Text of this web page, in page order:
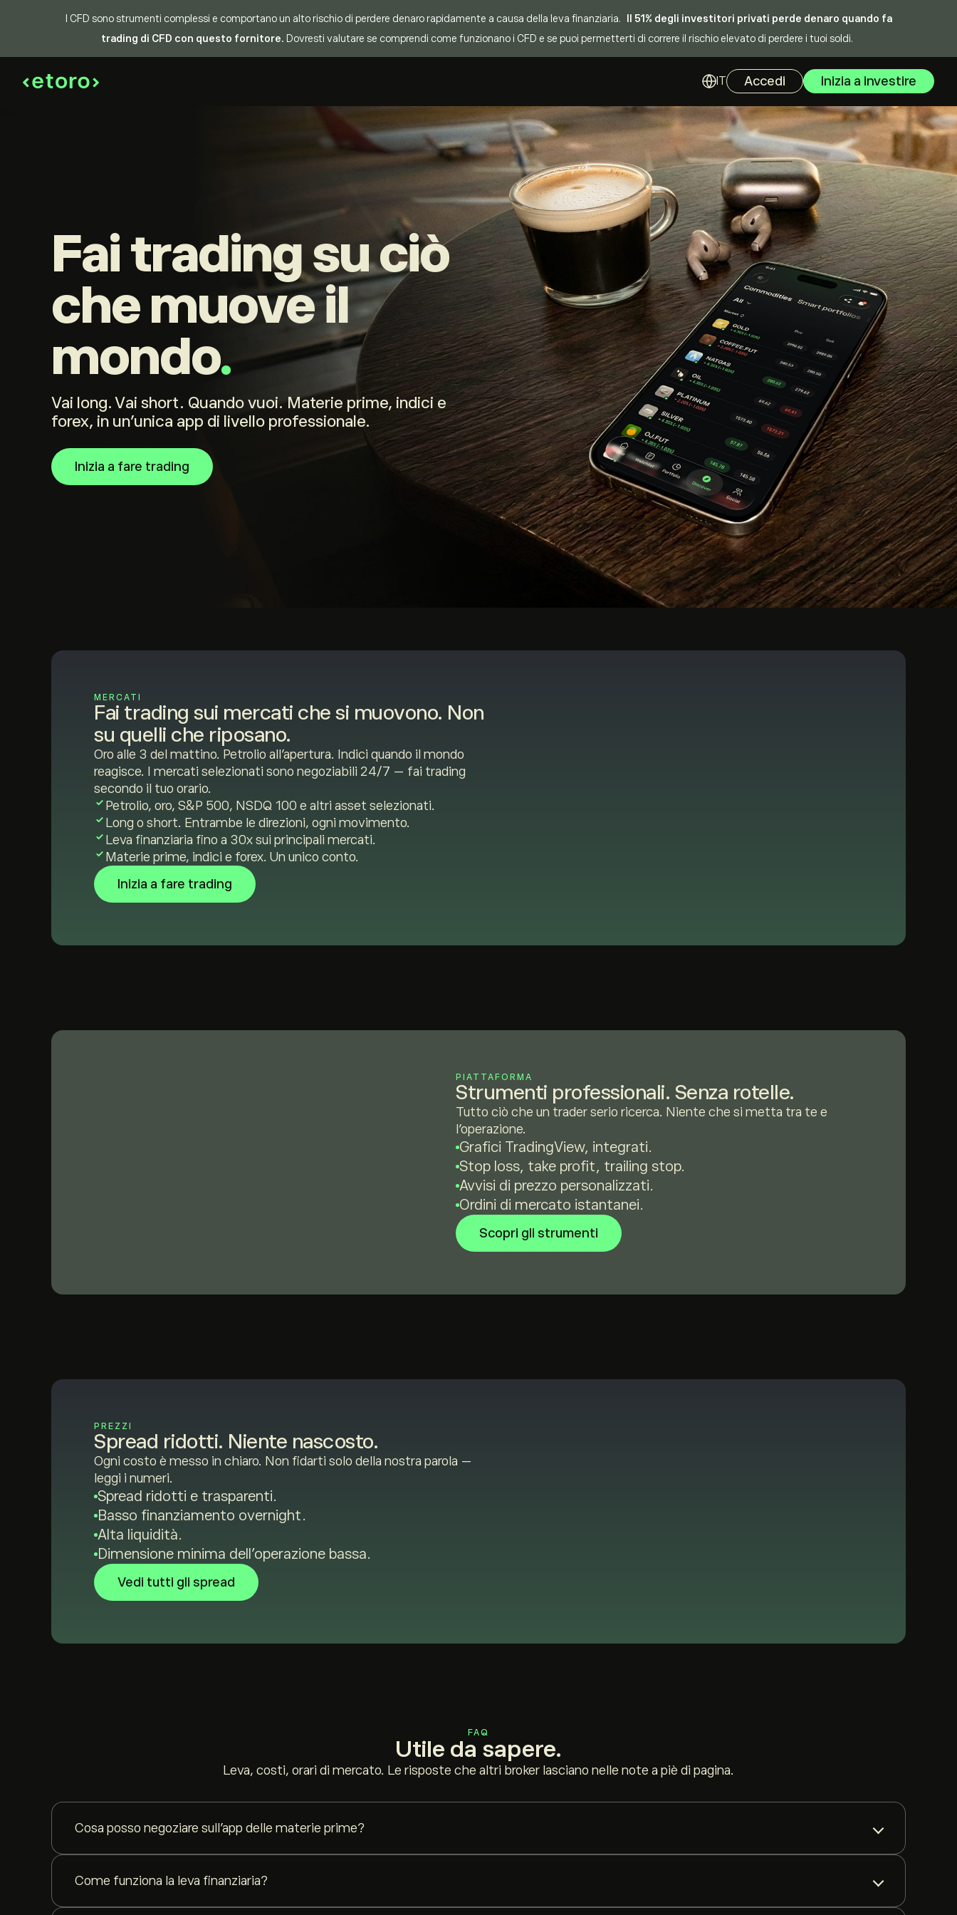
IT Accedi Inizia a investire
Fai trading su ciò
che muove il
mondo.
Vai long. Vai short. Quando vuoi. Materie prime, indici e
forex, in un'unica app di livello professionale.
Inizia a fare trading
MERCATI
Fai trading sui mercati che si muovono. Non
su quelli che riposano.
Oro alle 3 del mattino. Petrolio all'apertura. Indici quando il mondo
reagisce. I mercati selezionati sono negoziabili 24/7 — fai trading
secondo il tuo orario.
Petrolio, oro, S&P 500, NSDQ 100 e altri asset selezionati.
Long o short. Entrambe le direzioni, ogni movimento.
Leva finanziaria fino a 30x sui principali mercati.
Materie prime, indici e forex. Un unico conto.
Inizia a fare trading
PIATTAFORMA
Strumenti professionali. Senza rotelle.
Tutto ciò che un trader serio ricerca. Niente che si metta tra te e
l'operazione.
Grafici TradingView, integrati.
Stop loss, take profit, trailing stop.
Avvisi di prezzo personalizzati.
Ordini di mercato istantanei.
Scopri gli strumenti
PREZZI
Spread ridotti. Niente nascosto.
Ogni costo è messo in chiaro. Non fidarti solo della nostra parola —
leggi i numeri.
Spread ridotti e trasparenti.
Basso finanziamento overnight.
Alta liquidità.
Dimensione minima dell'operazione bassa.
Vedi tutti gli spread
FAQ
Utile da sapere.
Leva, costi, orari di mercato. Le risposte che altri broker lasciano nelle note a piè di pagina.
Cosa posso negoziare sull'app delle materie prime?
conto.
Come funziona la leva finanziaria?
I CFD sono strumenti complessi e comportano un alto rischio di perdere denaro rapidamente a causa della leva finanziaria.
Il 51% degli investitori privati perde denaro quando fa
trading di CFD con questo fornitore. Dovresti valutare se comprendi come funzionano i CFD e se puoi permetterti di correre il rischio elevato di perdere i tuoi soldi.